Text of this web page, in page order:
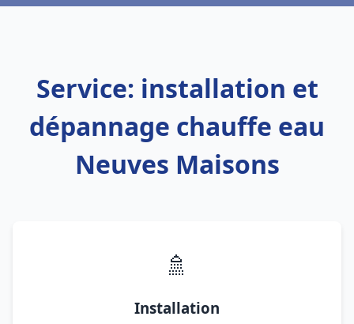
Service: installation et
dépannage chauffe eau
Neuves Maisons
🚿
Installation